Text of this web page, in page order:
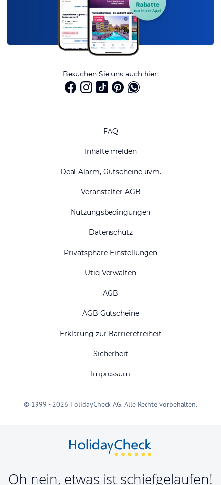
Besuchen Sie uns auch hier:
FAQ
Inhalte melden
Deal-Alarm, Gutscheine uvm.
Veranstalter AGB
Nutzungsbedingungen
Datenschutz
Privatsphäre-Einstellungen
Utiq Verwalten
AGB
AGB Gutscheine
Erklärung zur Barrierefreiheit
Sicherheit
Impressum
© 1999 - 2026 HolidayCheck AG. Alle Rechte vorbehalten.
Oh nein, etwas ist schiefgelaufen!